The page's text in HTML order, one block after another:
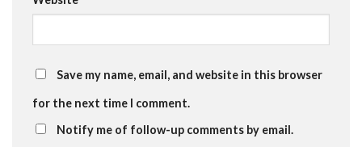
Save my name, email, and website in this browser
for the next time I comment.
Notify me of follow-up comments by email.